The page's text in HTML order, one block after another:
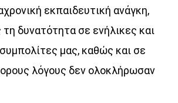
εκπαιδευτική ανάγκη,
δυνατότητα σε ενήλικες και
μας, καθώς και σε
λόγους δεν ολοκλήρωσαν